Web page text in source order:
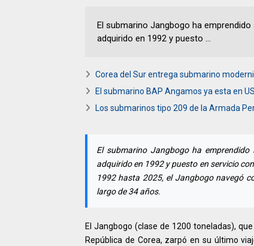
El submarino Jangbogo ha
adquirido en 1992 y puesto ...
Corea del Sur entrega submarino
El submarino BAP Angamos ya esta en
Los submarinos tipo 209 de la Armada
El submarino Jangbogo ha
adquirido en 1992 y puesto en servicio
1992 hasta 2025, el Jangbogo navegó
largo de 34 años.
El Jangbogo (clase de 1200 toneladas),
República de Corea, zarpó en su último